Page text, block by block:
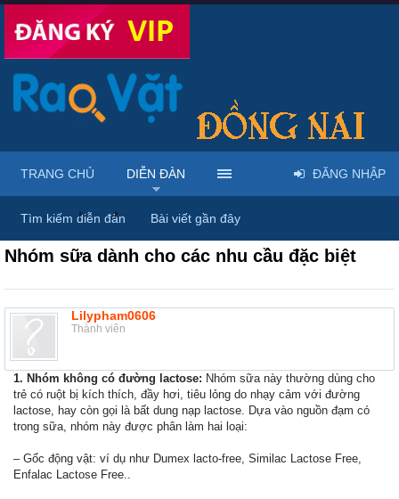
Diễn đàn ... Mua bán quần áo & đồ cho bé
Nhóm sữa dành cho các nhu cầu đặc biệt
Lilypham0606
Thành viên
1. Nhóm không có đường lactose: Nhóm sữa này thường dùng cho
trẻ có ruột bị kích thích, đầy hơi, tiêu lỏng do nhạy cảm với đường
lactose, hay còn gọi là bất dung nạp lactose. Dựa vào nguồn đạm có
trong sữa, nhóm này được phân làm hai loại:
– Gốc động vật: ví dụ như Dumex lacto-free, Similac Lactose Free,
Enfalac Lactose Free..
TRANG CHỦ DIỄN ĐÀN
Tìm kiếm diễn đàn Bài viết gần đây
ĐĂNG NHẬP